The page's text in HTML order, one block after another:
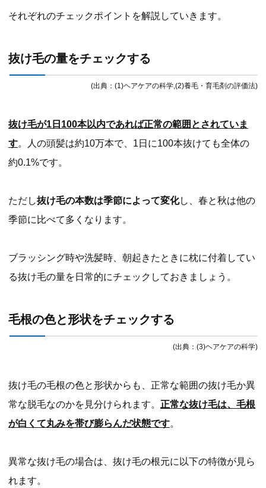
それぞれのチェックポイントを解説していきます。
抜け毛の量をチェックする
(出典：(1)ヘアケアの科学,(2)養毛・育毛剤の評価法)
抜け毛が1日100本以内であれば正常の範囲とされていま
す。人の頭髪は約10万本で、1日に100本抜けても全体の
約0.1%です。
ただし抜け毛の本数は季節によって変化し、春と秋は他の
季節に比べて多くなります。
ブラッシング時や洗髪時、朝起きたときに枕に付着してい
る抜け毛の量を日常的にチェックしておきましょう。
毛根の色と形状をチェックする
(出典：(3)ヘアケアの科学)
抜け毛の毛根の色と形状からも、正常な範囲の抜け毛か異
常な脱毛なのかを見分けられます。 正常な抜け毛は、毛根
が白くて丸みを帯び膨らんだ状態です。
異常な抜け毛の場合は、抜け毛の根元に以下の特徴が見ら
れます。